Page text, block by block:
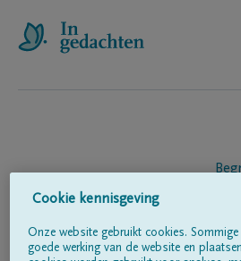
Volg ons op
Cookie kennisgeving
Onze website gebruikt cookies.
goede werking van de website en